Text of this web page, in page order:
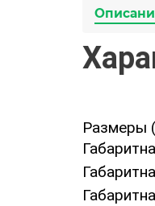
Размеры